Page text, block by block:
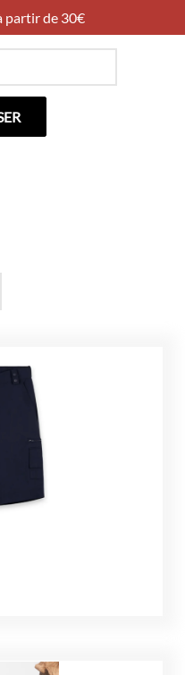
partir de 30€